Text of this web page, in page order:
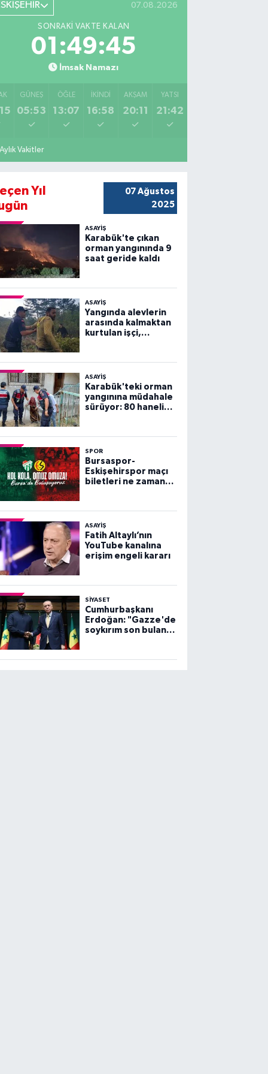
07.08.2026
SONRAKI VAKTE KALAN
01:49:43
İmsak Namazı
GÜNEŞ
05:53
ÖĞLE
13:07
İKINDI
16:58
AKŞAM
20:11
YATSI
21:42
Aylık Vakitler
Yıl
07 Ağustos
2025
ASAYİŞ
Karabük'te çıkan
orman yangınında 9
saat geride kaldı
ASAYİŞ
Yangında alevlerin
arasında kalmaktan
kurtulan işçi,
panik yaşadı
ASAYİŞ
Karabük'teki orman
yangınına müdahale
sürüyor: 80 haneli
SPOR
Bursaspor-
Eskişehirspor maçı
biletleri ne zaman
ASAYİŞ
Fatih Altaylı’nın
YouTube kanalına
erişim engeli kararı
SİYASET
Cumhurbaşkanı
Erdoğan: "Gazze'de
soykırım son bulana